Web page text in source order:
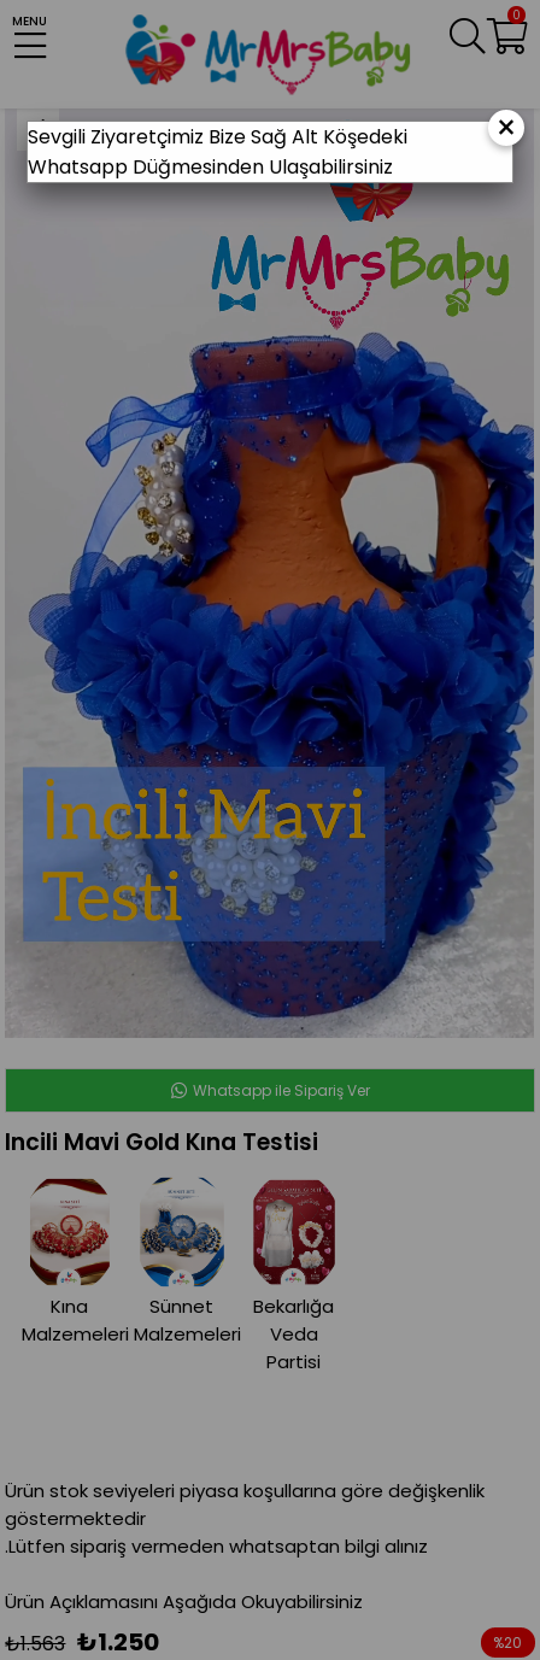
0
MENU
Anasayfa KINA MALZEMELERİ Gelin Kına Gecesi Kına Testi
Incili Mavi Gold Kına Testisi
Whatsapp ile Sipariş Ver
Incili Mavi Gold Kına Testisi
Kına
Malzemeleri
Sünnet
Malzemeleri
Bekarlığa
Veda
Partisi
Ürün stok seviyeleri piyasa koşullarına göre değişkenlik
göstermektedir
.Lütfen sipariş vermeden whatsaptan bilgi alınız
Ürün Açıklamasını Aşağıda Okuyabilirsiniz
₺1.563 ₺1.250 %20
×
Sevgili Ziyaretçimiz Bize Sağ Alt Köşedeki
Whatsapp Düğmesinden Ulaşabilirsiniz